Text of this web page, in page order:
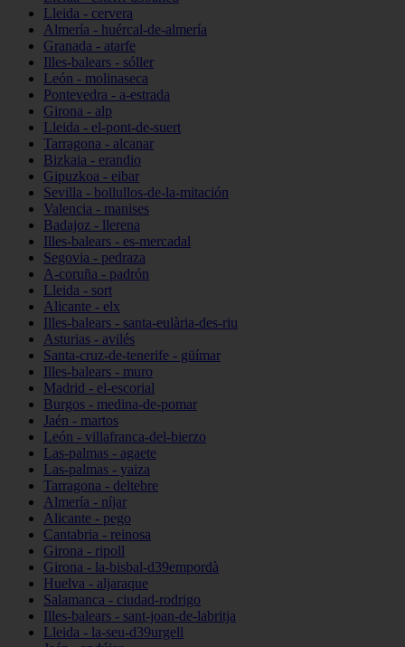
Lleida - cervera
Almería - huércal-de-almería
Granada - atarfe
Illes-balears - sóller
León - molinaseca
Pontevedra - a-estrada
Girona - alp
Lleida - el-pont-de-suert
Tarragona - alcanar
Bizkaia - erandio
Gipuzkoa - eibar
Sevilla - bollullos-de-la-mitación
Valencia - manises
Badajoz - llerena
Illes-balears - es-mercadal
Segovia - pedraza
A-coruña - padrón
Lleida - sort
Alicante - elx
Illes-balears - santa-eulària-des-riu
Asturias - avilés
Santa-cruz-de-tenerife - güímar
Illes-balears - muro
Madrid - el-escorial
Burgos - medina-de-pomar
Jaén - martos
León - villafranca-del-bierzo
Las-palmas - agaete
Las-palmas - yaiza
Tarragona - deltebre
Almería - níjar
Alicante - pego
Cantabria - reinosa
Girona - ripoll
Girona - la-bisbal-d39empordà
Huelva - aljaraque
Salamanca - ciudad-rodrigo
Illes-balears - sant-joan-de-labritja
Lleida - la-seu-d39urgell